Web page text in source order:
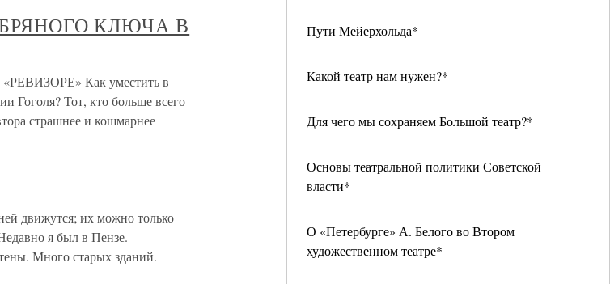
Пути Мейерхольда*
Какой театр нам нужен?*
Для чего мы сохраняем Большой театр?*
Основы театральной политики Советской
власти*
О «Петербурге» А. Белого во Втором
художественном театре*
КЛЮЧА В
Как уместить в
Гоголя? Тот, кто больше всего
страшнее и кошмарнее
движутся; их можно только
я был в Пензе.
Много старых зданий.